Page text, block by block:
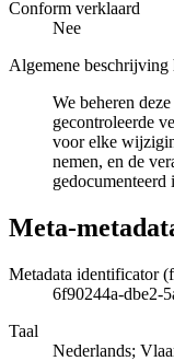
Conform verklaard
Nee
Algemene beschrijving
We beheren
gecontroleerde
voor elke
nemen, en de
gedocumenteerd
Meta-
Metadata identificator
6f90244a-dbe2-
Taal
Nederlands;